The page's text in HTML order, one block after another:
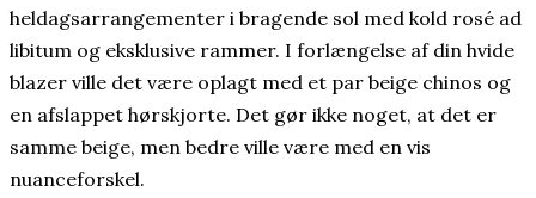
heldagsarrangementer i bragende sol med kold rosé ad
libitum og eksklusive rammer. I forlængelse af din hvide
blazer ville det være oplagt med et par beige chinos og
en afslappet hørskjorte. Det gør ikke noget, at det er
samme beige, men bedre ville være med en vis
nuanceforskel.